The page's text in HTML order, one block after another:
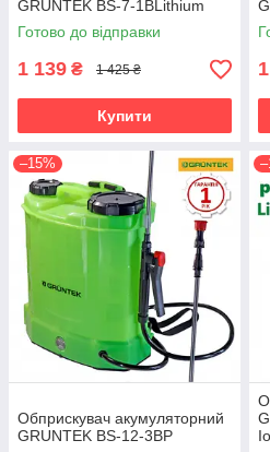
GRUNTEK BS-7-1BLithium
Готово до відправки
1 139 ₴ 1 425 ₴
Купити
–15%
Обприскувач акумуляторний
GRUNTEK BS-12-3BP